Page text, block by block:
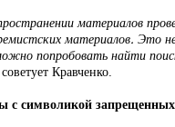
материалов
материалов. Это
попробовать найти
Кравченко.
с символикой